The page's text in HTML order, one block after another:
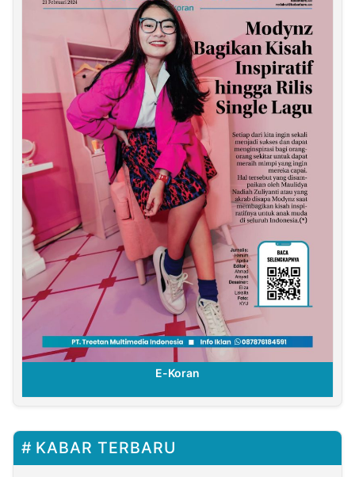
E-Koran
KABAR TERBARU